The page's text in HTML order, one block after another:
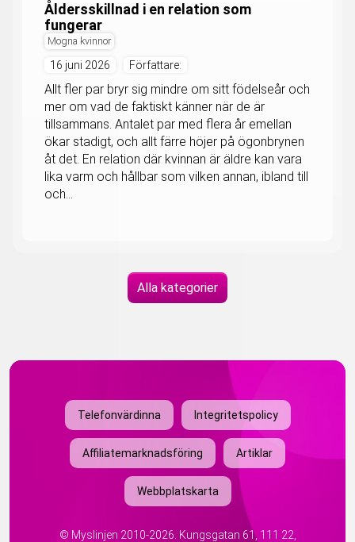
Åldersskillnad i en relation som
fungerar
Mogna kvinnor
16 juni 2026 Författare:
Allt fler par bryr sig mindre om sitt födelseår och
mer om vad de faktiskt känner när de är
tillsammans. Antalet par med flera år emellan
ökar stadigt, och allt färre höjer på ögonbrynen
åt det. En relation där kvinnan är äldre kan vara
lika varm och hållbar som vilken annan, ibland till
och...
Alla kategorier
Telefonvärdinna Integritetspolicy
Affiliatemarknadsföring Artiklar
Webbplatskarta
© Myslinjen 2010-2026. Kungsgatan 61, 111 22,